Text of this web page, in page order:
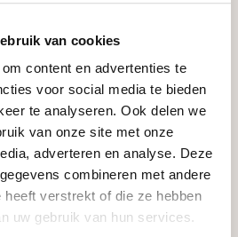
van cookies
content en advertenties te
voor social media te bieden
te analyseren. Ook delen we
van onze site met onze
adverteren en analyse. Deze
combineren met andere
heeft verstrekt of die ze hebben
uw gebruik van hun services.